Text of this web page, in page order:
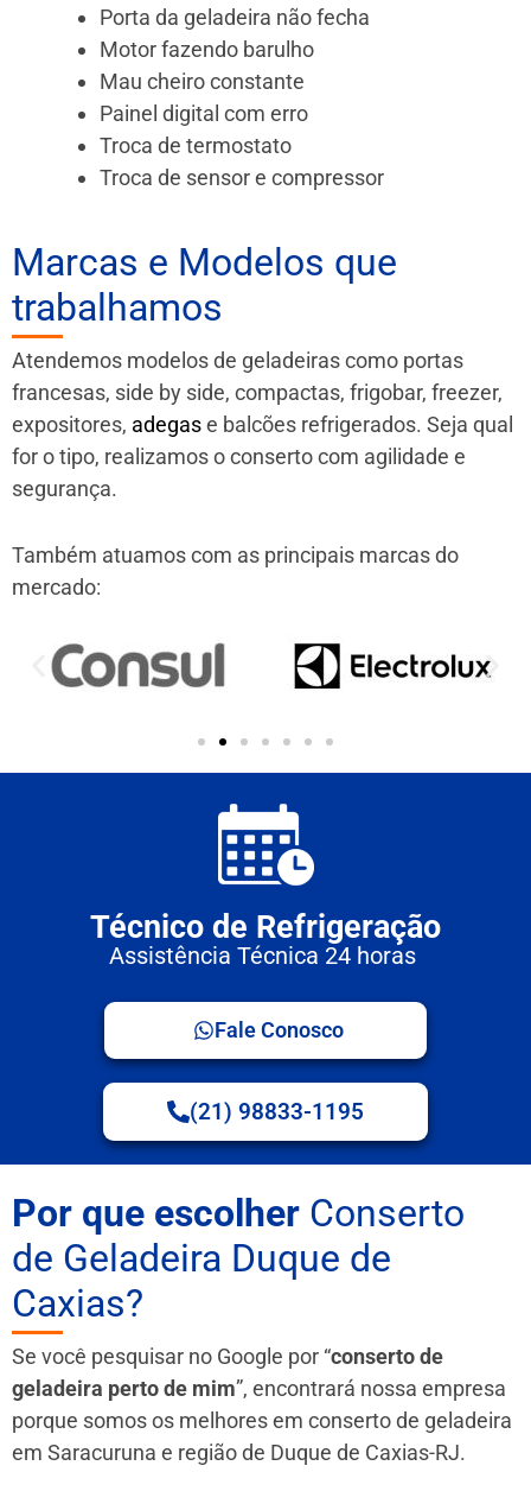
Porta da geladeira não fecha
Motor fazendo barulho
Mau cheiro constante
Painel digital com erro
Troca de termostato
Troca de sensor e compressor
Marcas e Modelos que
trabalhamos
Atendemos modelos de geladeiras como portas
francesas, side by side, compactas, frigobar, freezer,
expositores, adegase balcões refrigerados. Seja qual
for o tipo, realizamos o conserto com agilidade e
segurança.
Também atuamos com as principais marcas do
mercado:
Técnico de Refrigeração
Assistência Técnica 24 horas
Fale Conosco
(21) 98833-1195
Por que escolher Conserto
de Geladeira Duque de
Caxias?
Se você pesquisar no Google por “conserto de
geladeira perto de mim”, encontrará nossa empresa
porque somos os melhores em conserto de geladeira
em Saracuruna e região de Duque de Caxias-RJ.